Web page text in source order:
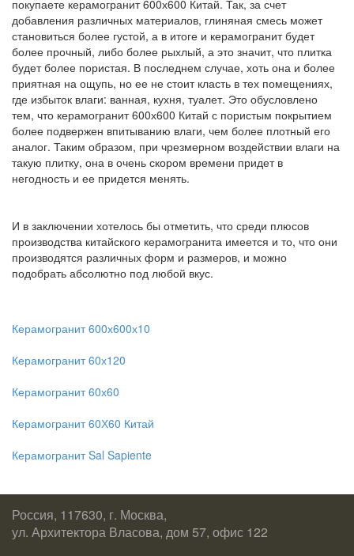
покупаете керамогранит 600х600 Китай. Так, за счет
добавления различных материалов, глиняная смесь может
становиться более густой, а в итоге и керамогранит будет
более прочный, либо более рыхлый, а это значит, что плитка
будет более пористая. В последнем случае, хоть она и более
приятная на ощупь, но ее не стоит класть в тех помещениях,
где избыток влаги: ванная, кухня, туалет. Это обусловлено
тем, что керамогранит 600х600 Китай с пористым покрытием
более подвержен впитыванию влаги, чем более плотный его
аналог. Таким образом, при чрезмерном воздействии влаги на
такую плитку, она в очень скором времени придет в
негодность и ее придется менять.
И в заключении хотелось бы отметить, что среди плюсов
производства китайского керамогранита имеется и то, что они
производятся различных форм и размеров, и можно
подобрать абсолютно под любой вкус.
Керамогранит 600х600х10
Керамогранит 60х120
Керамогранит 60х60
Керамогранит 60Х60 Китай
Керамогранит Sal Sapiente
Россия, 117630, г. Москва,
ул. Архитектора Власова, дом 57, офис 122